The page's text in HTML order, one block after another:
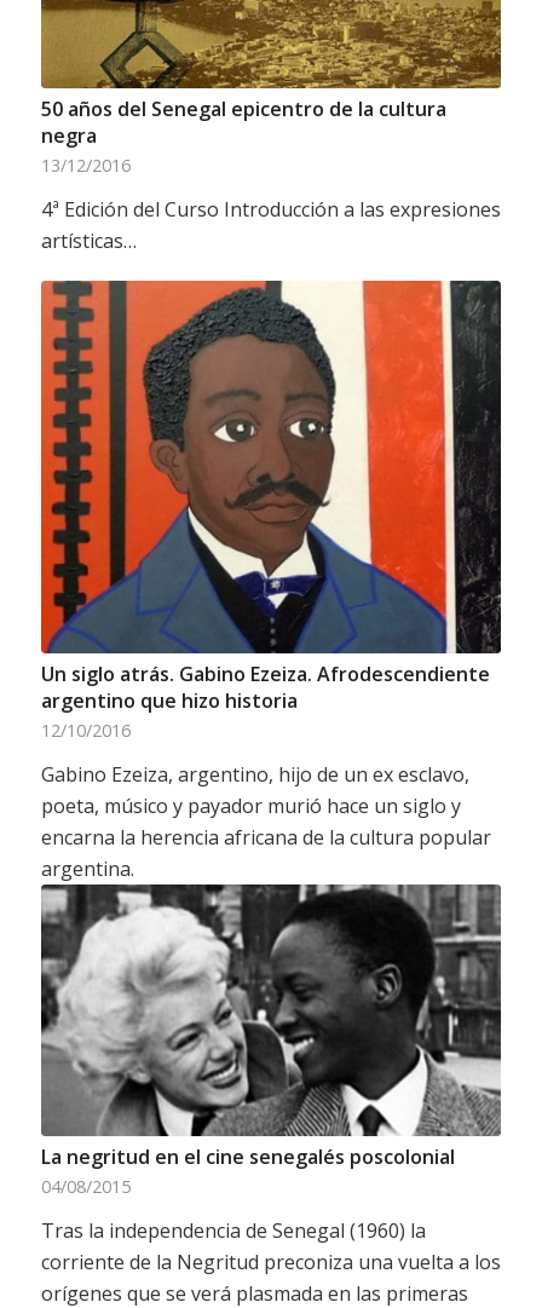
50 años del Senegal epicentro de la cultura
negra
13/12/2016
4ª Edición del Curso Introducción a las expresiones
artísticas…
Un siglo atrás. Gabino Ezeiza. Afrodescendiente
argentino que hizo historia
12/10/2016
Gabino Ezeiza, argentino, hijo de un ex esclavo,
poeta, músico y payador murió hace un siglo y
encarna la herencia africana de la cultura popular
argentina.
La negritud en el cine senegalés poscolonial
04/08/2015
Tras la independencia de Senegal (1960) la
corriente de la Negritud preconiza una vuelta a los
orígenes que se verá plasmada en las primeras